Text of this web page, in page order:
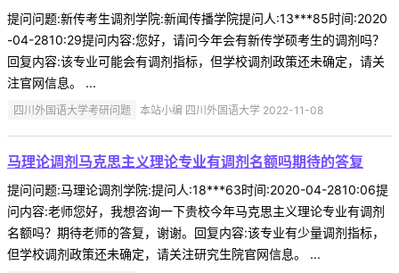
提问问题:新传考生调剂学院:新闻传播学院提问人:13***85时间:2020
-04-2810:29提问内容:您好，请问今年会有新传学硕考生的调剂吗？
回复内容:该专业可能会有调剂指标，但学校调剂政策还未确定，请关
注官网信息。 ...
四川外国语大学考研问题 本站小编 四川外国语大学 2022-11-08
马理论调剂马克思主义理论专业有调剂名额吗期待的答复
提问问题:马理论调剂学院:提问人:18***63时间:2020-04-2810:06提
问内容:老师您好，我想咨询一下贵校今年马克思主义理论专业有调剂
名额吗？期待老师的答复，谢谢。回复内容:该专业有少量调剂指标，
但学校调剂政策还未确定，请关注研究生院官网信息。 ...